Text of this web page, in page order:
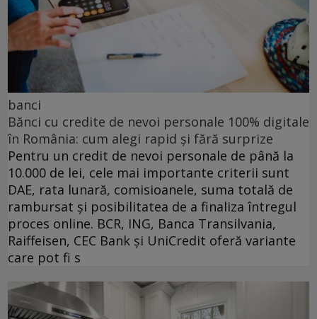
banci
Bănci cu credite de nevoi personale 100% digitale
în România: cum alegi rapid și fără surprize
Pentru un credit de nevoi personale de până la
10.000 de lei, cele mai importante criterii sunt
DAE, rata lunară, comisioanele, suma totală de
rambursat și posibilitatea de a finaliza întregul
proces online. BCR, ING, Banca Transilvania,
Raiffeisen, CEC Bank și UniCredit oferă variante
care pot fi s